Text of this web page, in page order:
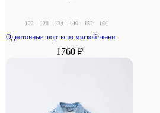
122 128 134 140 152 164
Однотонные шорты из мягкой ткани
1760 ₽